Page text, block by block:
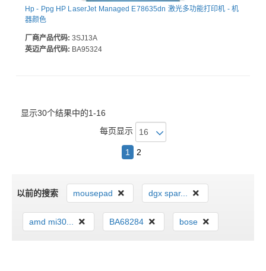
Hp - Ppg HP LaserJet Managed E78635dn 激光多功能打印机 - 机
器颜色
厂商产品代码: 3SJ13A
英迈产品代码: BA95324
显示30个结果中的1-16
每页显示
1 2
以前的搜索 mousepad dgx spar...
amd mi30... BA68284 bose